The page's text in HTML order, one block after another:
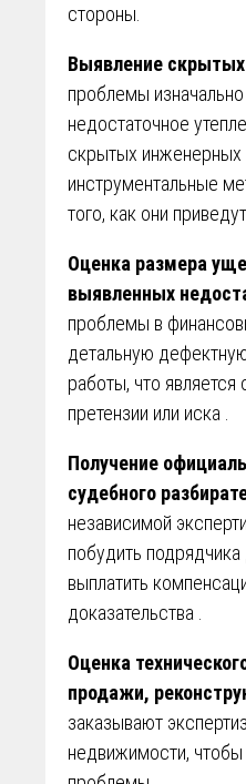
стороны.
Выявление
проблемы
недостаточное
скрытых инженерных
инструментальные
того, как они
Оценка размера
выявленных
проблемы в
детальную
работы, что
претензии или иска .
Получение
судебного
независимой
побудить
выплатить
доказательства .
Оценка
продажи,
заказывают
недвижимости,